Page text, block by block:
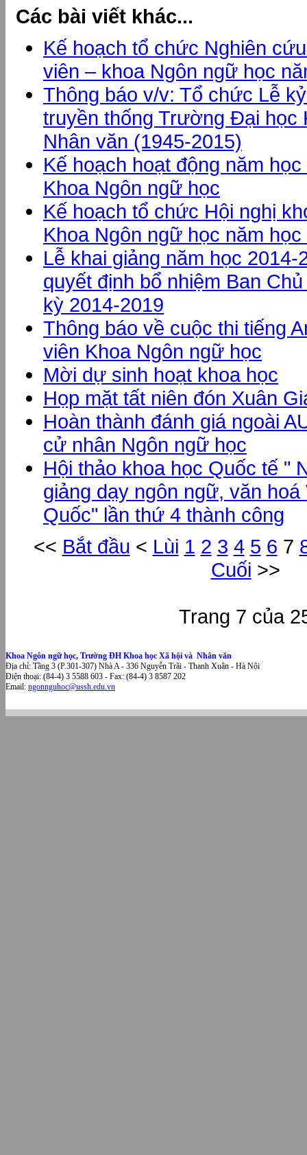
Các bài viết khác...
Kế hoạch tổ chức Nghiên
viên – khoa Ngôn ngữ học
Thông báo v/v: Tổ chức Lễ
truyền thống Trường Đại học
Nhân văn (1945-2015)
Kế hoạch hoạt động năm
Khoa Ngôn ngữ học
Kế hoạch tổ chức Hội nghị
Khoa Ngôn ngữ học năm
Lễ khai giảng năm học 2014-
quyết định bổ nhiệm Ban
kỳ 2014-2019
Thông báo về cuộc thi tiếng
viên Khoa Ngôn ngữ học
Mời dự sinh hoạt khoa học
Họp mặt tất niên đón Xuân
Hoàn thành đánh giá ngoài
cử nhân Ngôn ngữ học
Hội thảo khoa học Quốc tế "
giảng dạy ngôn ngữ, văn hoá
Quốc" lần thứ 4 thành công
<< Bắt đầu < Lùi 1 2 3 4 5 6 7
Cuối >>
Trang 7 của
Khoa Ngôn ngữ học, Trường ĐH Khoa học Xã hội và Nhân văn
Địa chỉ: Tầng 3 (P.301-307) Nhà A - 336 Nguyễn Trãi - Thanh Xuân - Hà Nội
Điện thoại: (84-4) 3 5588 603 - Fax: (84-4) 3 8587 202
Email: ngonnguhoc@ussh.edu.vn